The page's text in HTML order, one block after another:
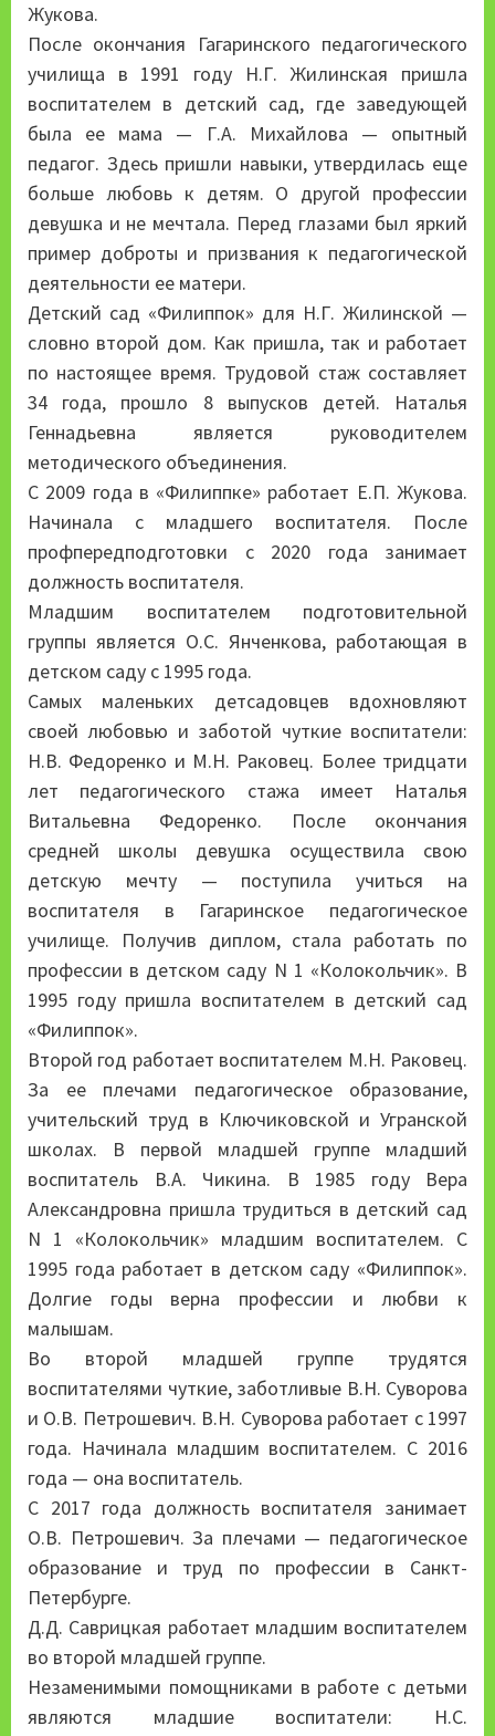
Жукова.
После окончания Гагаринского педагогического
училища в 1991 году Н.Г. Жилинская пришла
воспитателем в детский сад, где заведующей
была ее мама — Г.А. Михайлова — опытный
педагог. Здесь пришли навыки, утвердилась еще
больше любовь к детям. О другой профессии
девушка и не мечтала. Перед глазами был яркий
пример доброты и призвания к педагогической
деятельности ее матери.
Детский сад «Филиппок» для Н.Г. Жилинской —
словно второй дом. Как пришла, так и работает
по настоящее время. Трудовой стаж составляет
34 года, прошло 8 выпусков детей. Наталья
Геннадьевна является руководителем
методического объединения.
С 2009 года в «Филиппке» работает Е.П. Жукова.
Начинала с младшего воспитателя. После
профпередподготовки с 2020 года занимает
должность воспитателя.
Младшим воспитателем подготовительной
группы является О.С. Янченкова, работающая в
детском саду с 1995 года.
Самых маленьких детсадовцев вдохновляют
своей любовью и заботой чуткие воспитатели:
Н.В. Федоренко и М.Н. Раковец. Более тридцати
лет педагогического стажа имеет Наталья
Витальевна Федоренко. После окончания
средней школы девушка осуществила свою
детскую мечту — поступила учиться на
воспитателя в Гагаринское педагогическое
училище. Получив диплом, стала работать по
профессии в детском саду N 1 «Колокольчик». В
1995 году пришла воспитателем в детский сад
«Филиппок».
Второй год работает воспитателем М.Н. Раковец.
За ее плечами педагогическое образование,
учительский труд в Ключиковской и Угранской
школах. В первой младшей группе младший
воспитатель В.А. Чикина. В 1985 году Вера
Александровна пришла трудиться в детский сад
N 1 «Колокольчик» младшим воспитателем. С
1995 года работает в детском саду «Филиппок».
Долгие годы верна профессии и любви к
малышам.
Во второй младшей группе трудятся
воспитателями чуткие, заботливые В.Н. Суворова
и О.В. Петрошевич. В.Н. Суворова работает с 1997
года. Начинала младшим воспитателем. С 2016
года — она воспитатель.
С 2017 года должность воспитателя занимает
О.В. Петрошевич. За плечами — педагогическое
образование и труд по профессии в Санкт-
Петербурге.
Д.Д. Саврицкая работает младшим воспитателем
во второй младшей группе.
Незаменимыми помощниками в работе с детьми
являются младшие воспитатели: Н.С.